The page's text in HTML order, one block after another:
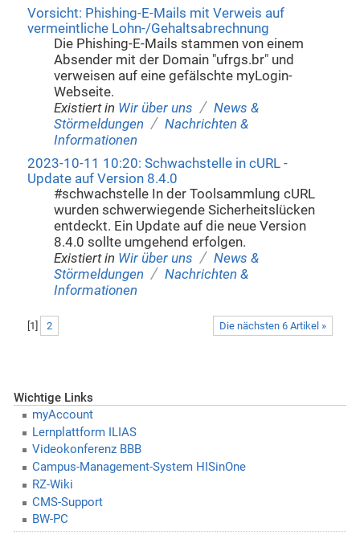
Vorsicht: Phishing-E-Mails mit Verweis auf
vermeintliche Lohn-/Gehaltsabrechnung
Die Phishing-E-Mails stammen von einem
Absender mit der Domain "ufrgs.br" und
verweisen auf eine gefälschte myLogin-
Webseite.
Existiert in Wir über uns / News &
Störmeldungen / Nachrichten &
Informationen
2023-10-11 10:20: Schwachstelle in cURL -
Update auf Version 8.4.0
#schwachstelle In der Toolsammlung cURL
wurden schwerwiegende Sicherheitslücken
entdeckt. Ein Update auf die neue Version
8.4.0 sollte umgehend erfolgen.
Existiert in Wir über uns / News &
Störmeldungen / Nachrichten &
Informationen
Die nächsten 6 Artikel »
1 2
Wichtige Links
myAccount
Lernplattform ILIAS
Videokonferenz BBB
Campus-Management-System HISinOne
RZ-Wiki
CMS-Support
BW-PC